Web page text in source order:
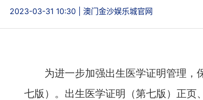
2023-03-31 10:30 澳门金沙娱乐城官网
为进一步加强出生医学证明管理，
七版）。 出生医学证明（第七版）正页